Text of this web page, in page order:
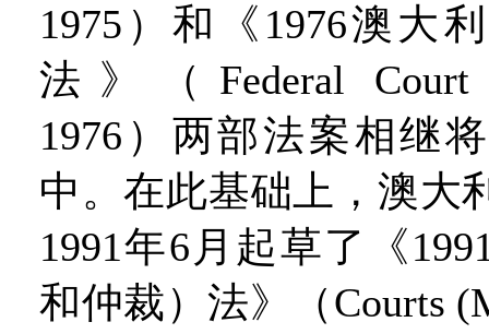
1975）和《1976澳大
法》（Federal Court
1976）两部法案相继
中。在此基础上，澳大
1991年6月起草了《
和仲裁）法》（Courts